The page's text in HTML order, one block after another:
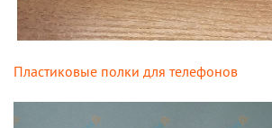
Пластиковые полки для телефонов